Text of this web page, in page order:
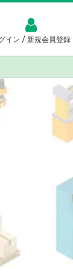
イン / 新規会員登録